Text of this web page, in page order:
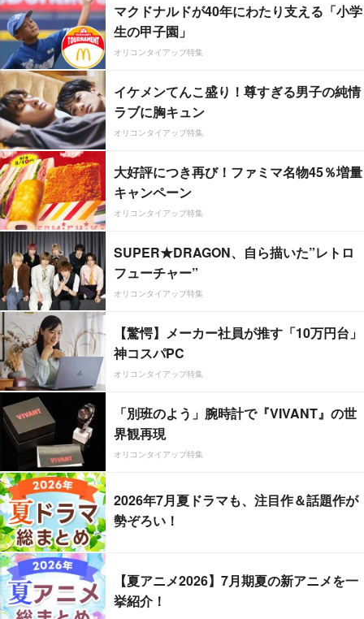
マクドナルドが40年にわたり支える「小学
生の甲子園」
オリコンタイアップ特集
イケメンてんこ盛り！尊すぎる男子の純情
ラブに胸キュン
オリコンタイアップ特集
大好評につき再び！ファミマ名物45％増量
キャンペーン
オリコンタイアップ特集
SUPER★DRAGON、自ら描いた”レトロ
フューチャー”
オリコンタイアップ特集
【驚愕】メーカー社員が推す「10万円台」
神コスパPC
オリコンタイアップ特集
「別班のよう」腕時計で『VIVANT』の世
界観再現
オリコンタイアップ特集
2026年7月夏ドラマも、注目作＆話題作が
勢ぞろい！
【夏アニメ2026】7月期夏の新アニメを一
挙紹介！